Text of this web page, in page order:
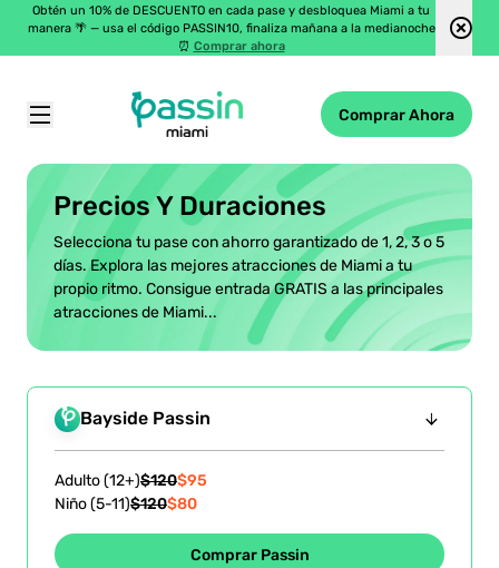
Obtén un 10% de DESCUENTO en cada pase y desbloquea Miami a tu
manera 🌴 — usa el código PASSIN10, finaliza mañana a la medianoche
⏰ Comprar ahora
Comprar Ahora
Passin Miami Precios Y Duraciones
Precios Y Duraciones
Selecciona tu pase con ahorro garantizado de 1, 2, 3 o 5
días. Explora las mejores atracciones de Miami a tu
propio ritmo. Consigue entrada GRATIS a las principales
atracciones de Miami...
Bayside Passin
Adulto (12+)$120$95
Niño (5-11)$120$80
Comprar Passin
(12+)
(5-11)